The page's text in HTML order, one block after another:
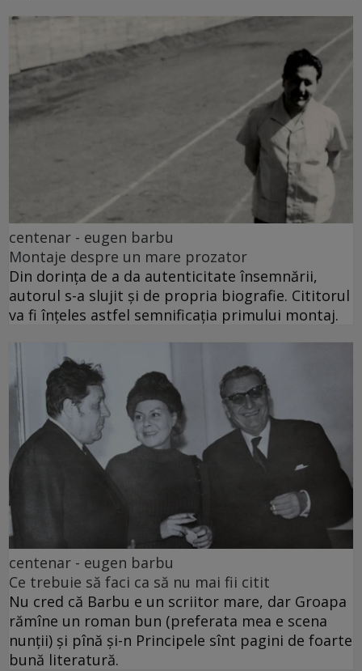
centenar - eugen barbu
Montaje despre un mare prozator
Din dorința de a da autenticitate însemnării,
autorul s-a slujit și de propria biografie. Cititorul
va fi înțeles astfel semnificația primului montaj.
centenar - eugen barbu
Ce trebuie să faci ca să nu mai fii citit
Nu cred că Barbu e un scriitor mare, dar Groapa
rămîne un roman bun (preferata mea e scena
nunții) și pînă și-n Principele sînt pagini de foarte
bună literatură.